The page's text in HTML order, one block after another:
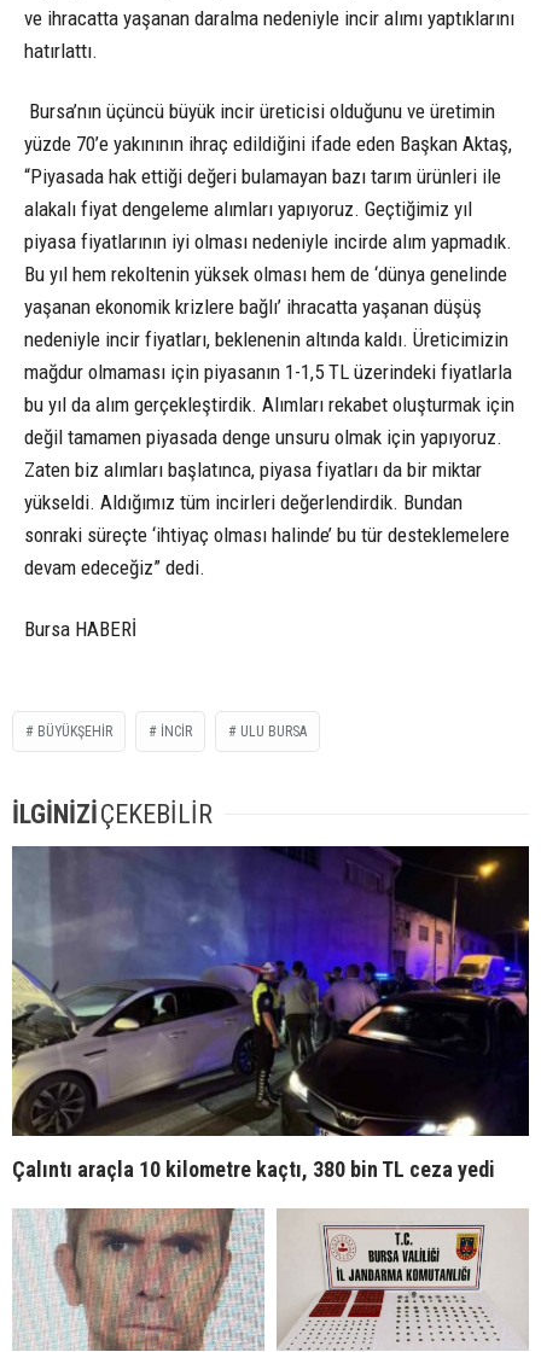
ve ihracatta yaşanan daralma nedeniyle incir alımı yaptıklarını
hatırlattı.
Bursa’nın üçüncü büyük incir üreticisi olduğunu ve üretimin
yüzde 70’e yakınının ihraç edildiğini ifade eden Başkan Aktaş,
“Piyasada hak ettiği değeri bulamayan bazı tarım ürünleri ile
alakalı fiyat dengeleme alımları yapıyoruz. Geçtiğimiz yıl
piyasa fiyatlarının iyi olması nedeniyle incirde alım yapmadık.
Bu yıl hem rekoltenin yüksek olması hem de ‘dünya genelinde
yaşanan ekonomik krizlere bağlı’ ihracatta yaşanan düşüş
nedeniyle incir fiyatları, beklenenin altında kaldı. Üreticimizin
mağdur olmaması için piyasanın 1-1,5 TL üzerindeki fiyatlarla
bu yıl da alım gerçekleştirdik. Alımları rekabet oluşturmak için
değil tamamen piyasada denge unsuru olmak için yapıyoruz.
Zaten biz alımları başlatınca, piyasa fiyatları da bir miktar
yükseldi. Aldığımız tüm incirleri değerlendirdik. Bundan
sonraki süreçte ‘ihtiyaç olması halinde’ bu tür desteklemelere
devam edeceğiz” dedi.
Bursa HABERİ
BÜYÜKŞEHIR INCIR ULU BURSA
İLGİNİZİÇEKEBİLİR
Çalıntı araçla 10 kilometre kaçtı, 380 bin TL ceza yedi